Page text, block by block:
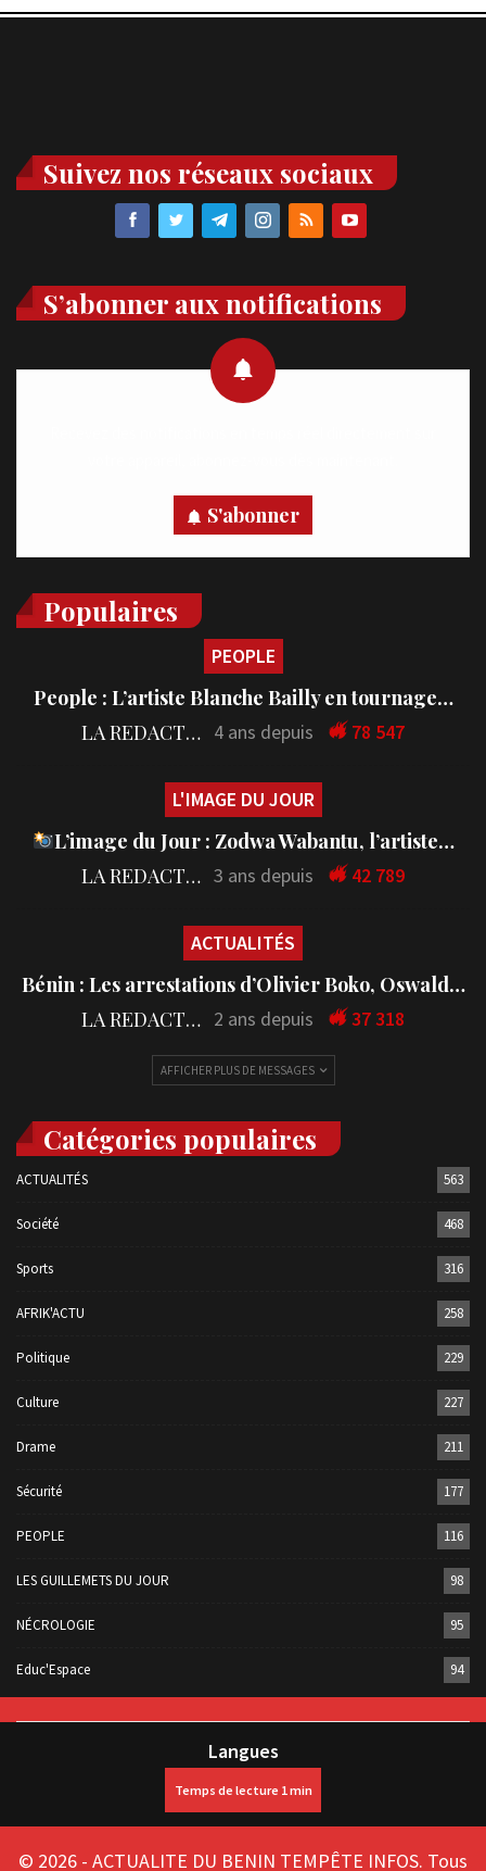
Suivez nos réseaux sociaux
S’abonner aux notifications
S'abonner
Populaires
PEOPLE
People : L’artiste Blanche Bailly en tournage…
LA REDACTION 4 ans depuis 78 547
L'IMAGE DU JOUR
L’image du Jour : Zodwa Wabantu, l’artiste…
LA REDACTION 3 ans depuis 42 789
ACTUALITÉS
Bénin : Les arrestations d’Olivier Boko, Oswald…
LA REDACTION 2 ans depuis 37 318
AFFICHER PLUS DE MESSAGES
Catégories populaires
ACTUALITÉS 563
Société 468
Sports 316
AFRIK'ACTU 258
Politique 229
Culture 227
Drame 211
Sécurité 177
PEOPLE 116
LES GUILLEMETS DU JOUR 98
NÉCROLOGIE 95
Educ'Espace 94
Langues
© 2026 - ACTUALITE DU BENIN TEMPÊTE INFOS. Tous